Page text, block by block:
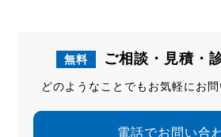
無料 ご相談・見積・
どのようなことでもお気軽にお
電話でお問い合